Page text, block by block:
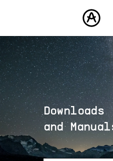
PRODUKTE
SOUNDS
STORE
COMMUNITY
SUPPORT
Downloads
and